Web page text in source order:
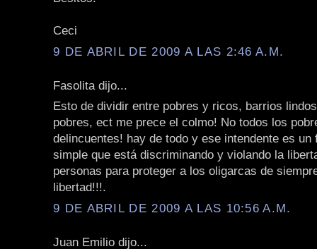
Ceci
9 DE ABRIL DE 2009 A LAS 2:46 A.M.
Fasolita dijo...
Esto de dividir entre pobres y ricos, barrios
pobres, ect me prece el colmo! No todos los
delincuentes! hay de todo y ese intendente es un
simple que está discriminando y violando la
personas para proteger a los oligarcas de
libertad!!!.
9 DE ABRIL DE 2009 A LAS 10:56 A.M.
Juan Emilio dijo...